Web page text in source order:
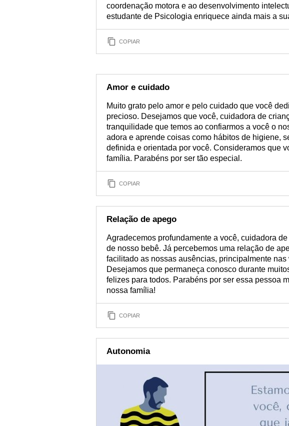
coordenação motora e ao desenvolvimento
estudante de Psicologia enriquece ainda mais a
COPIAR
Amor e cuidado
Muito grato pelo amor e pelo cuidado que você
precioso. Desejamos que você, cuidadora de
tranquilidade que temos ao confiarmos a você o
adora e aprende coisas como hábitos de higiene,
definida e orientada por você. Consideramos que
família. Parabéns por ser tão especial.
COPIAR
Relação de apego
Agradecemos profundamente a você, cuidadora
de nosso bebê. Já percebemos uma relação de
facilitado as nossas ausências, principalmente
Desejamos que permaneça conosco durante
felizes para todos. Parabéns por ser essa pessoa
nossa família!
COPIAR
Autonomia